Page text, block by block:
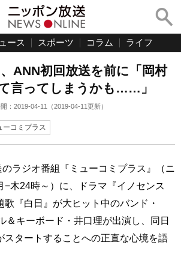
ース スポーツ コラム ライフ
ANN初回放送を前に「岡村
言ってしまうかも……」
： 2019-04-11 （2019-04-11更新）
ーコミプラス
ラジオ番組『ミューコミプラス』（ニ
−木24時～）に、ドラマ『イノセンス
『白日』が大ヒット中のバンド・
＆キーボード・井口理が出演し、同日
スタートすることへの正直な心境を語